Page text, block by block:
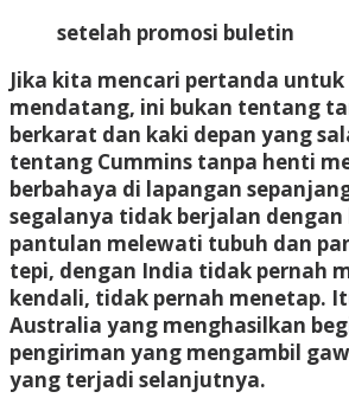
setelah promosi buletin
Jika kita mencari pertanda
mendatang, ini bukan tentang
berkarat dan kaki depan yang
tentang Cummins tanpa henti
berbahaya di lapangan
segalanya tidak berjalan
pantulan melewati tubuh dan
tepi, dengan India tidak pernah
kendali, tidak pernah menetap.
Australia yang menghasilkan
pengiriman yang mengambil
yang terjadi selanjutnya.